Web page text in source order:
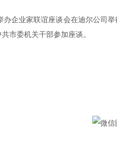
企业家联谊座谈会在迪尔公司
市委机关干部参加座谈。